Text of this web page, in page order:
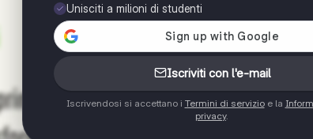
Unisciti a milioni di studenti
Iscriviti con l'e-mail
Iscrivendosi si accettano i Termini di servizioe la
privacy.